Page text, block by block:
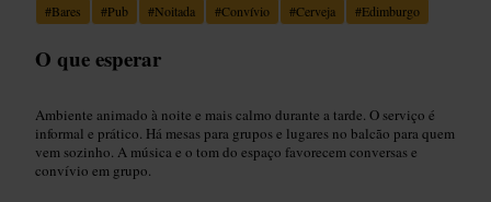
#Bares #Pub #Noitada #Convívio #Cerveja #Edimburgo
O que esperar
Ambiente animado à noite e mais calmo durante a tarde. O serviço é
informal e prático. Há mesas para grupos e lugares no balcão para quem
vem sozinho. A música e o tom do espaço favorecem conversas e
convívio em grupo.